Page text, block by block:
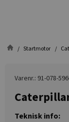
Startmotor
Varenr.: 91-078-
Teknisk info: